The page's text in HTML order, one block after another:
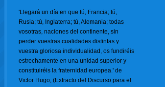
'Llegará un día en que tú, Francia; tú,
Rusia; tú, Inglaterra; tú, Alemania; todas
vosotras, naciones del continente, sin
perder vuestras cualidades distintas y
vuestra gloriosa individualidad, os fundiréis
estrechamente en una unidad superior y
constituiréis la fraternidad europea.' de
Victor Hugo, (Extracto del Discurso para el